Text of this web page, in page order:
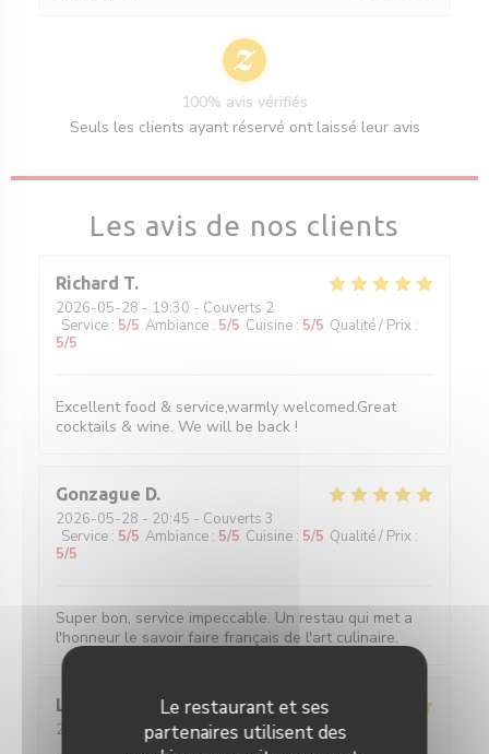
Le restaurant et ses
partenaires utilisent des
Les avis de nos clients
Richard T
2026-05-28 - 19:30 - Couverts 2
Service : 5/5 Ambiance : 5/5 Cuisine : 5/5 Qualité / Prix :
5/5
Excellent food & service,warmly welcomed.Great
cocktails & wine. We will be back !
Gonzague D
2026-05-28 - 20:45 - Couverts 3
Service : 5/5 Ambiance : 5/5 Cuisine : 5/5 Qualité / Prix :
5/5
Super bon, service impeccable. Un restau qui met a
l'honneur le savoir faire français de l'art culinaire.
Louise
2026-05-25
- 19:45 - Couverts 2
Ambiance Cuisine Qualité / Prix
100% avis vérifiés
Seuls les clients ayant réservé ont laissé leur avis